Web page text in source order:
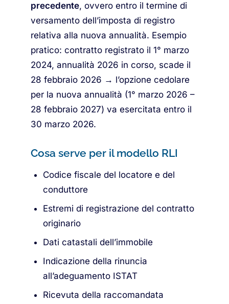
precedente, ovvero entro il termine di
versamento dell’imposta di registro
relativa alla nuova annualità. Esempio
pratico: contratto registrato il 1° marzo
2024, annualità 2026 in corso, scade il
28 febbraio 2026 → l’opzione cedolare
per la nuova annualità (1° marzo 2026 –
28 febbraio 2027) va esercitata entro il
30 marzo 2026.
Cosa serve per il modello RLI
Codice fiscale del locatore e del
conduttore
Estremi di registrazione del contratto
originario
Dati catastali dell’immobile
Indicazione della rinuncia
all’adeguamento ISTAT
Ricevuta della raccomandata